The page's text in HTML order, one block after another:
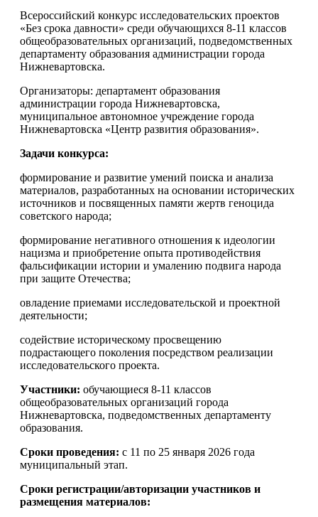
Всероссийский конкурс исследовательских проектов
«Без срока давности» среди обучающихся 8-11 классов
общеобразовательных организаций, подведомственных
департаменту образования администрации города
Нижневартовска.
Организаторы: департамент образования
администрации города Нижневартовска,
муниципальное автономное учреждение города
Нижневартовска «Центр развития образования».
Задачи конкурса:
формирование и развитие умений поиска и анализа
материалов, разработанных на основании исторических
источников и посвященных памяти жертв геноцида
советского народа;
формирование негативного отношения к идеологии
нацизма и приобретение опыта противодействия
фальсификации истории и умалению подвига народа
при защите Отечества;
овладение приемами исследовательской и проектной
деятельности;
содействие историческому просвещению
подрастающего поколения посредством реализации
исследовательского проекта.
Участники: обучающиеся 8-11 классов
общеобразовательных организаций города
Нижневартовска, подведомственных департаменту
образования.
Сроки проведения: с 11 по 25 января 2026 года
муниципальный этап.
Сроки регистрации/авторизации участников и
размещения материалов: